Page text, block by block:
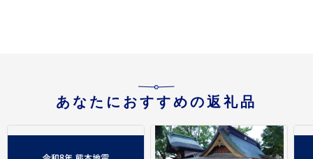
あなたにおすすめの返礼品